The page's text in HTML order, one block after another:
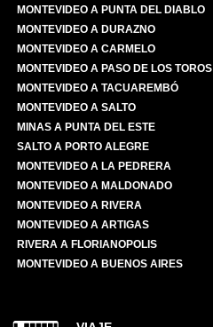
MONTEVIDEO A PUNTA DEL DIABLO
MONTEVIDEO A DURAZNO
MONTEVIDEO A CARMELO
MONTEVIDEO A PASO DE LOS TOROS
MONTEVIDEO A TACUAREMBÓ
MONTEVIDEO A SALTO
MINAS A PUNTA DEL ESTE
SALTO A PORTO ALEGRE
MONTEVIDEO A LA PEDRERA
MONTEVIDEO A MALDONADO
MONTEVIDEO A RIVERA
MONTEVIDEO A ARTIGAS
RIVERA A FLORIANOPOLIS
MONTEVIDEO A BUENOS AIRES